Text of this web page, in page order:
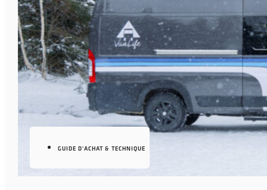
GUIDE D'ACHAT & TECHNIQUE